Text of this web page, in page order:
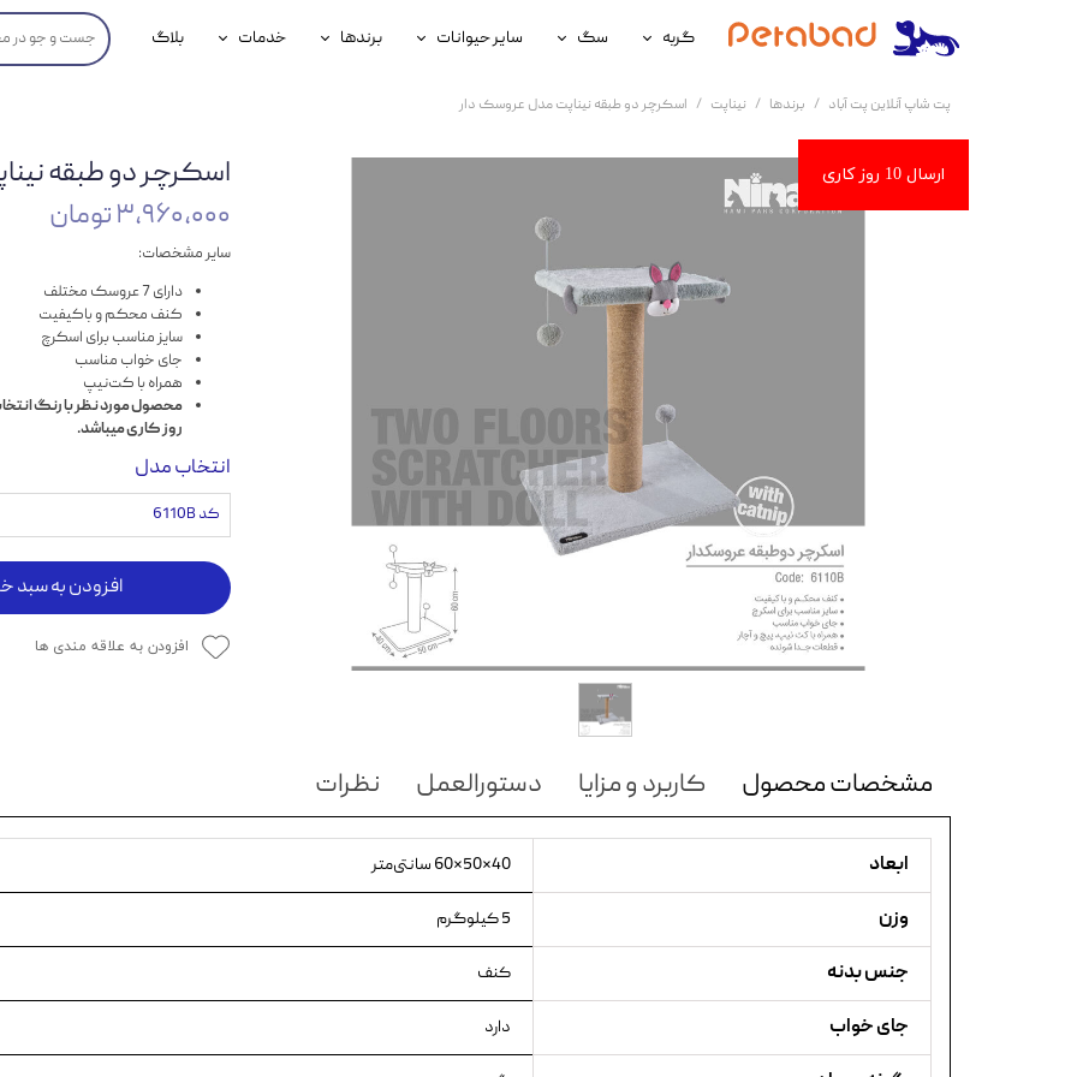
گربه
غذای گربه
آرایشی و بهداشتی گربه
سگ
غذای سگ
آرایشی و بهداشتی سگ
سایر حیوانات
محصولات پرندگان
برندها
نیناپت
وینستون
ونپی
خدمات بلاگ
پت شاپ آنلاین پت آباد برندها نیناپت اسکرچر دو طبقه نیناپت مدل عروسک دار
اسکرچر دو طبقه
۳,۹۶۰,۰۰۰ تومان
سایر مشخصات:
دارای 7 عروسک مختلف
کنف محکم و باکیفیت
سایز مناسب برای اسکرچ
جای خواب مناسب
همراه با کت‌نیپ
روز کاری میباشد.
انتخاب مدل
کد 6110B
افزودن به سبد
افزودن به علاقه مندی ها
مشخصات محصول کاربرد و مزایا دستورالعمل نظرات
ابعاد 40×50×60 سانتی‌متر
وزن 5 کیلوگرم
جنس بدنه کنف
جای خواب دارد